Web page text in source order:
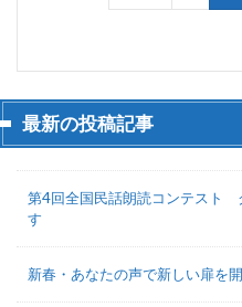
最新の投稿記事
第4回全国民話朗読コンテスト
す
新春・あなたの声で新しい扉を